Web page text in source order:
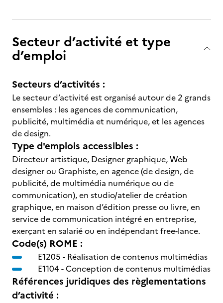
Secteur d’activité et type
d’emploi
Secteurs d’activités :
Le secteur d’activité est organisé autour de 2 grands
ensembles : les agences de communication,
publicité, multimédia et numérique, et les agences
de design.
Type d'emplois accessibles :
Directeur artistique, Designer graphique, Web
designer ou Graphiste, en agence (de design, de
publicité, de multimédia numérique ou de
communication), en studio/atelier de création
graphique, en maison d’édition presse ou livre, en
service de communication intégré en entreprise,
exerçant en salarié ou en indépendant free-lance.
Code(s) ROME :
E1205 - Réalisation de contenus multimédias
E1104 -Conception de contenus multimédias
Références juridiques des règlementations
d’activité :